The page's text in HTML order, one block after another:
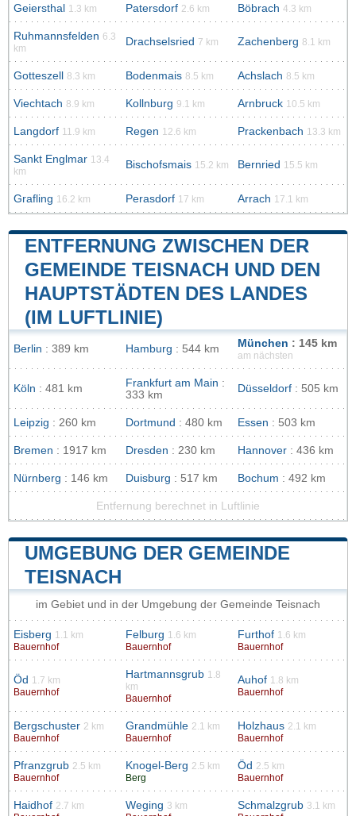
Geiersthal 1.3 km Patersdorf 2.6 km Böbrach 4.3 km
Ruhmannsfelden 6.3
km
Drachselsried 7 km Zachenberg 8.1 km
Gotteszell 8.3 km Bodenmais 8.5 km Achslach 8.5 km
Viechtach 8.9 km Kollnburg 9.1 km Arnbruck 10.5 km
Langdorf 11.9 km Regen 12.6 km Prackenbach 13.3 km
Sankt Englmar 13.4
km
Bischofsmais 15.2 km Bernried 15.5 km
Grafling 16.2 km Perasdorf 17 km Arrach 17.1 km
ENTFERNUNG ZWISCHEN DER
GEMEINDE TEISNACH UND DEN
HAUPTSTÄDTEN DES LANDES
(IM LUFTLINIE)
Berlin : 389 km Hamburg : 544 km München : 145 km
am nächsten
Köln : 481 km Frankfurt am Main :
333 km
Düsseldorf : 505 km
Leipzig : 260 km Dortmund : 480 km Essen : 503 km
Bremen : 1917 km Dresden : 230 km Hannover : 436 km
Nürnberg : 146 km Duisburg : 517 km Bochum : 492 km
Entfernung berechnet in Luftlinie
UMGEBUNG DER GEMEINDE
TEISNACH
im Gebiet und in der Umgebung der Gemeinde Teisnach
Eisberg 1.1 km
Bauernhof
Felburg 1.6 km
Bauernhof
Furthof 1.6 km
Bauernhof
Öd 1.7 km
Bauernhof
Hartmannsgrub 1.8
km
Bauernhof
Auhof 1.8 km
Bauernhof
Bergschuster 2 km
Bauernhof
Grandmühle 2.1 km
Bauernhof
Holzhaus 2.1 km
Bauernhof
Pfranzgrub 2.5 km
Bauernhof
Knogel-Berg 2.5 km
Berg
Öd 2.5 km
Bauernhof
Haidhof 2.7 km
Weging 3 km
Schmalzgrub 3.1 km